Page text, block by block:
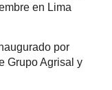
en Lima
por
Grupo Agrisal y